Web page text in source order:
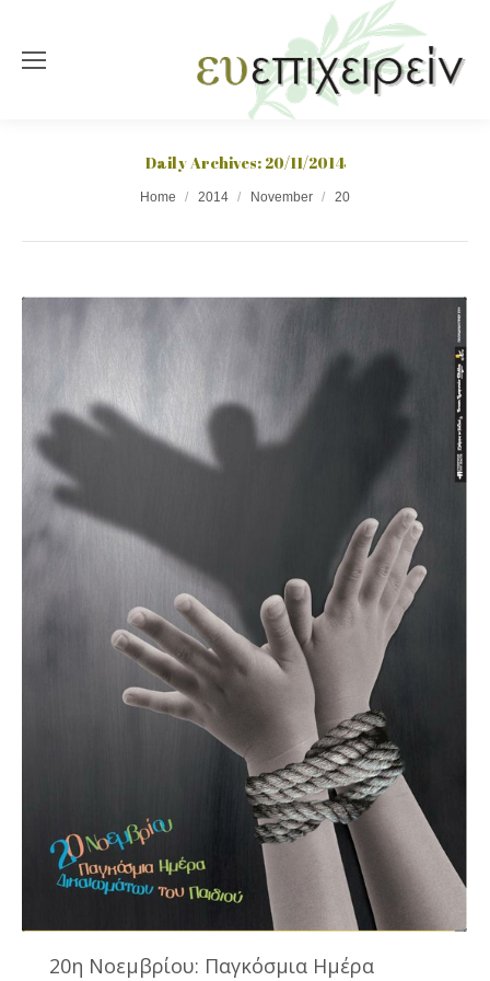
Daily Archives: 20/11/2014
Home 2014 November 20
20η Νοεμβρίου: Παγκόσμια Ημέρα